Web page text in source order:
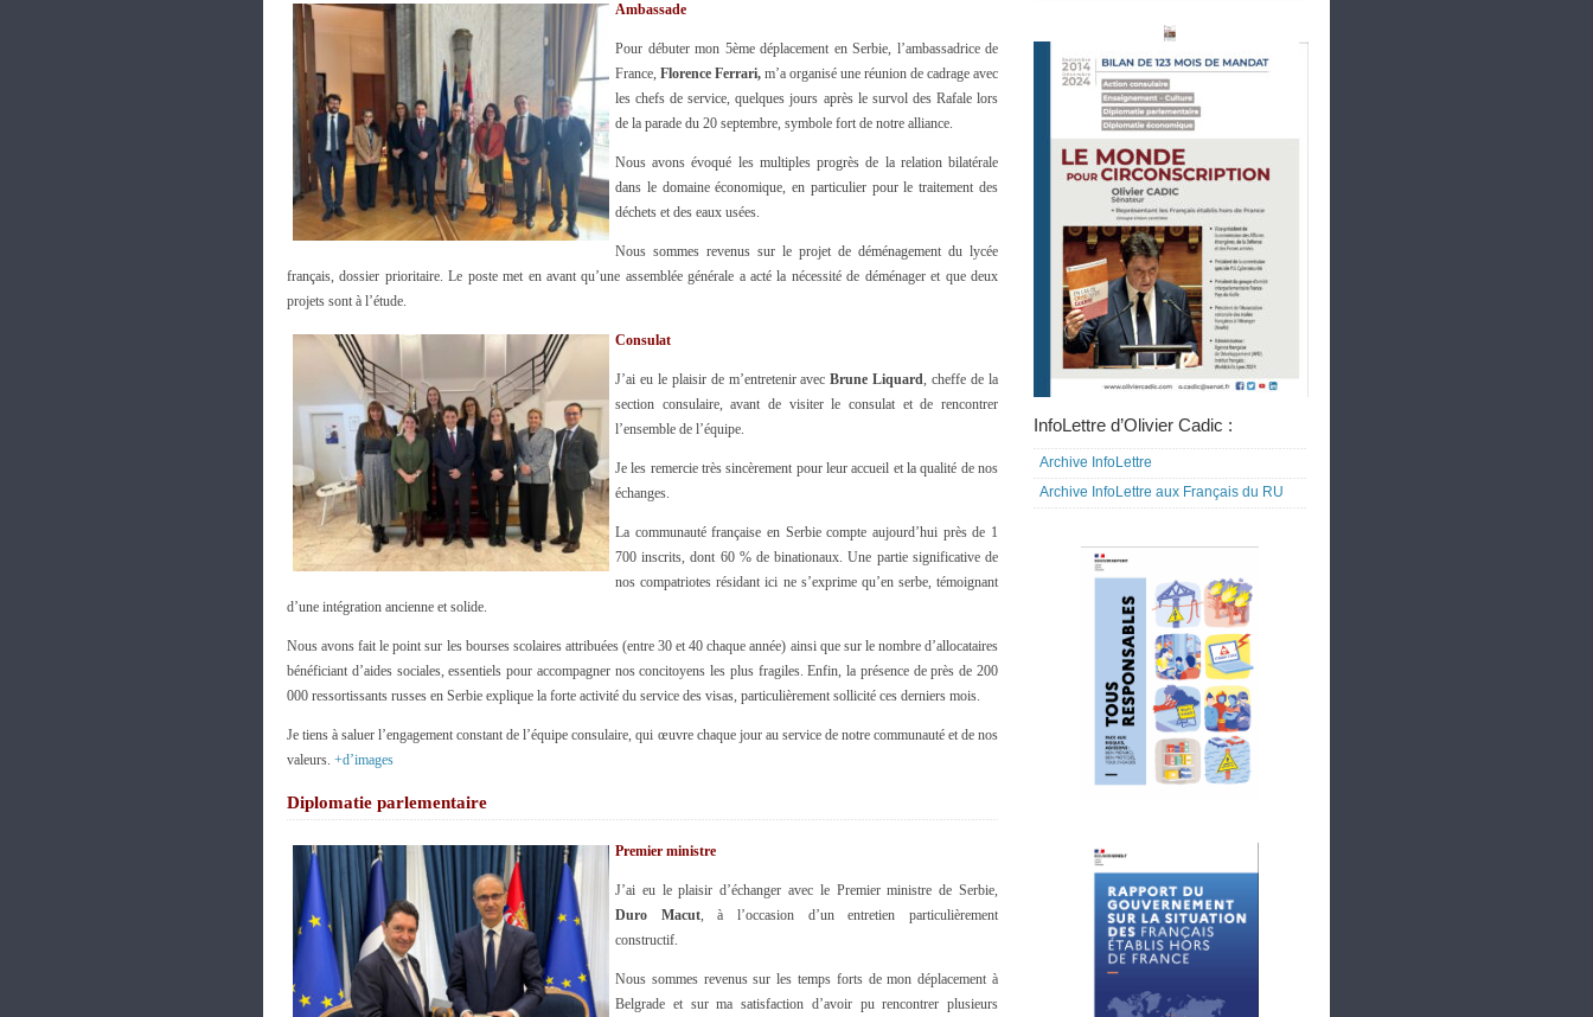
Ambassade
Pour débuter mon 5ème déplacement en Serbie, l’ambassadrice de
France, Florence Ferrari, m’a organisé une réunion de cadrage avec
les chefs de service, quelques jours après le survol des Rafale lors
de la parade du 20 septembre, symbole fort de notre alliance.
Nous avons évoqué les multiples progrès de la relation bilatérale
dans le domaine économique, en particulier pour le traitement des
déchets et des eaux usées.
Nous sommes revenus sur le projet de déménagement du lycée
français, dossier prioritaire. Le poste met en avant qu’une assemblée générale a acté la nécessité de déménager et que deux
projets sont à l’étude.
Consulat
J’ai eu le plaisir de m’entretenir avecBrune Liquard, cheffe de la
section consulaire, avant de visiter le consulat et de rencontrer
l’ensemble de l’équipe.
Je les remercie très sincèrement pour leur accueil et la qualité de nos
échanges.
La communauté française en Serbie compte aujourd’hui près de 1
700 inscrits, dont 60 % de binationaux. Une partie significative de
nos compatriotes résidant ici ne s’exprime qu’en serbe, témoignant
d’une intégration ancienne et solide.
Nous avons fait le point sur les bourses scolaires attribuées (entre 30 et 40 chaque année) ainsi que sur le nombre d’allocataires
bénéficiant d’aides sociales, essentiels pour accompagner nos concitoyens les plus fragiles. Enfin, la présence de près de 200
000 ressortissants russes en Serbie explique la forte activité du service des visas, particulièrement sollicité ces derniers mois.
Je tiens à saluer l’engagement constant de l’équipe consulaire, qui œuvre chaque jour au service de notre communauté et de nos
valeurs. +d’images
Diplomatie parlementaire
Premier ministre
J’ai eu le plaisir d’échanger avec le Premier ministre de Serbie,
Duro Macut, à l’occasion d’un entretien particulièrement
constructif.
Nous sommes revenus sur les temps forts de mon déplacement à
Belgrade et sur ma satisfaction d’avoir pu rencontrer plusieurs
InfoLettre d’Olivier Cadic :
Archive InfoLettre
Archive InfoLettre aux Français du RU